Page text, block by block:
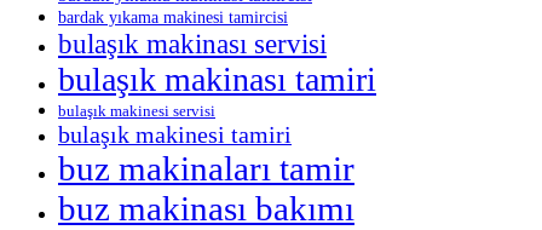
bardak yıkama makinesi tamircisi
bulaşık makinası servisi
bulaşık makinası tamiri
bulaşık makinesi servisi
bulaşık makinesi tamiri
buz makinaları tamir
buz makinası bakımı